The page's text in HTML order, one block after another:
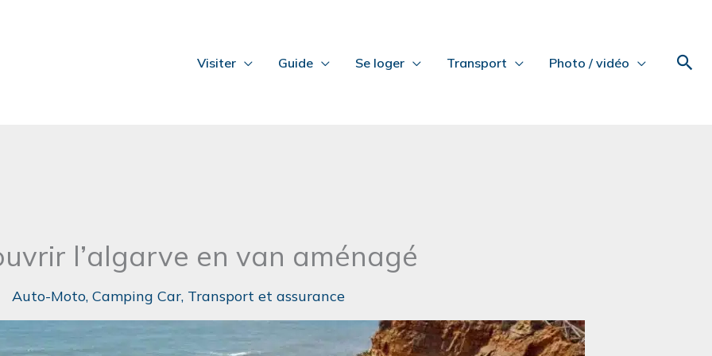
Visiter Guide Se loger Transport Photo / vidéo
l’algarve en van aménagé
Auto-Moto, Camping Car, Transport et assurance